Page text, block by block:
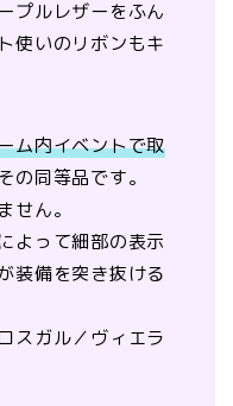
プルレザーをふん
使いのリボンもキ
ム内イベントで取
の同等品です。
せん。
よって細部の表示
装備を突き抜ける
スガル／ヴィエラ